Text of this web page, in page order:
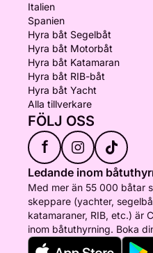
Italien
Spanien
Hyra båt Segelbåt
Hyra båt Motorbåt
Hyra båt Katamaran
Hyra båt RIB-båt
Hyra båt Yacht
Alla tillverkare
FÖLJ OSS
f
Ledande inom
Med mer än 55 000 båtar
skeppare (yachter,
katamaraner, RIB, etc.) är
inom båtuthyrning. Boka